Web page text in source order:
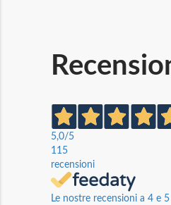
5,0/5
115
recensioni
Le nostre recensioni a 4 e